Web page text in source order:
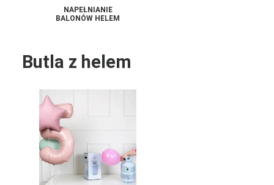
NAPEŁNIANIE
BALONÓW HELEM
Butla z helem